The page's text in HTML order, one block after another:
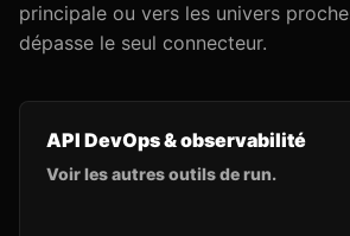
principale ou vers les univers
dépasse le seul connecteur.
API DevOps & observabilité
Voir les autres outils de run.